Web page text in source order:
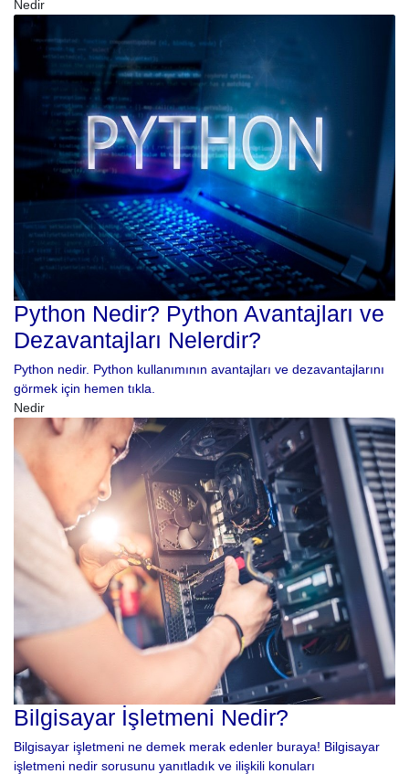
Nedir
Python Nedir? Python Avantajları ve
Dezavantajları Nelerdir?
Python nedir. Python kullanımının avantajları ve dezavantajlarını
görmek için hemen tıkla.
Nedir
Bilgisayar İşletmeni Nedir?
Bilgisayar işletmeni ne demek merak edenler buraya! Bilgisayar
işletmeni nedir sorusunu yanıtladık ve ilişkili konuları